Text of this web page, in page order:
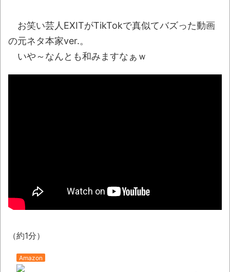
めるため政府が過半数の株式を引き受ける
NEW!
【うむ】スタバの「コーヒーが苦手な人の
の動画話題とか
【衝撃】大分の海岸沿いにある「県道635号
の話です。8」「アオイホノオ 33」「雷雷雷
お笑い芸人EXITがTikTokで真似てバズった動画
の元ネタ本家ver.。
いや～なんとも和みますなぁｗ
（約1分）
Amazon